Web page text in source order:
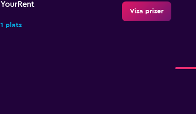
YourRent
1 plats
Visa priser